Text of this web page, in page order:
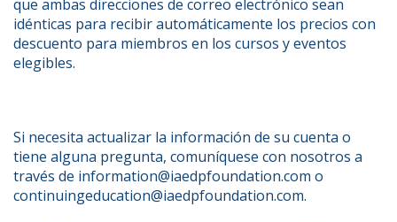
que ambas direcciones de correo electrónico sean
idénticas para recibir automáticamente los precios con
descuento para miembros en los cursos y eventos
elegibles.
Si necesita actualizar la información de su cuenta o
tiene alguna pregunta, comuníquese con nosotros a
través de information@iaedpfoundation.com o
continuingeducation@iaedpfoundation.com.